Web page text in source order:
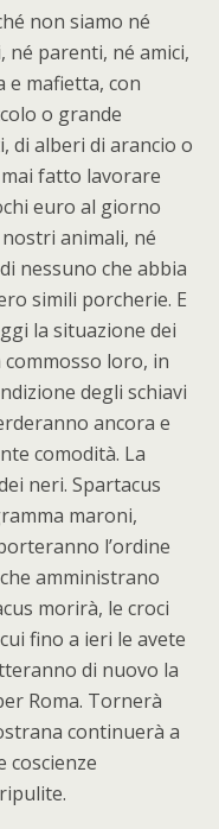
non siamo né
né parenti, né amici,
e mafietta, con
o grande
di alberi di arancio o
fatto lavorare
euro al giorno
animali, né
nessuno che abbia
simili porcherie. E
la situazione dei
loro, in
degli schiavi
ancora e
comodità. La
neri. Spartacus
maroni,
l’ordine
amministrano
morirà, le croci
fino a ieri le avete
di nuovo la
Roma. Tornerà
continuerà a
coscienze